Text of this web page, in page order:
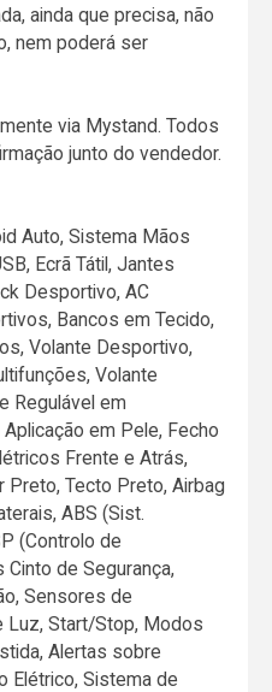
ainda que precisa, não
nem poderá ser
via Mystand. Todos
junto do vendedor.
Auto, Sistema Mãos
Ecrã Tátil, Jantes
Desportivo, AC
Bancos em Tecido,
Volante Desportivo,
Volante
Regulável em
em Pele, Fecho
Frente e Atrás,
Tecto Preto, Airbag
ABS (Sist.
(Controlo de
de Segurança,
Sensores de
Luz, Start/Stop, Modos
Alertas sobre
Elétrico, Sistema de